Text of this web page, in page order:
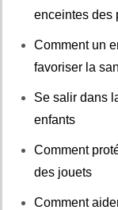
enceintes des
Comment un
favoriser la
Se salir dans
enfants
Comment
des jouets
Comment